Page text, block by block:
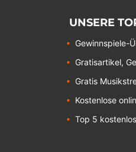
UNSERE
Gewinnspiele-
Gratisartikel,
Gratis
Kostenlose
Top 5